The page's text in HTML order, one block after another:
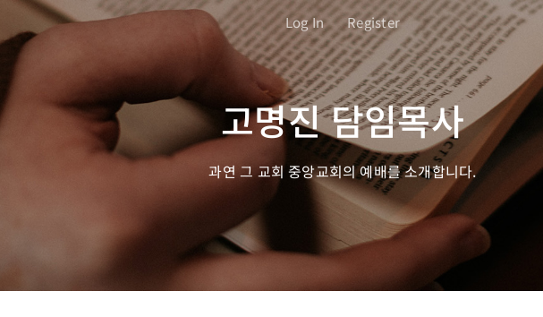
Log In Register
고명진 담임목사
과연 그 교회 중앙교회의 예배를 소개합니다.